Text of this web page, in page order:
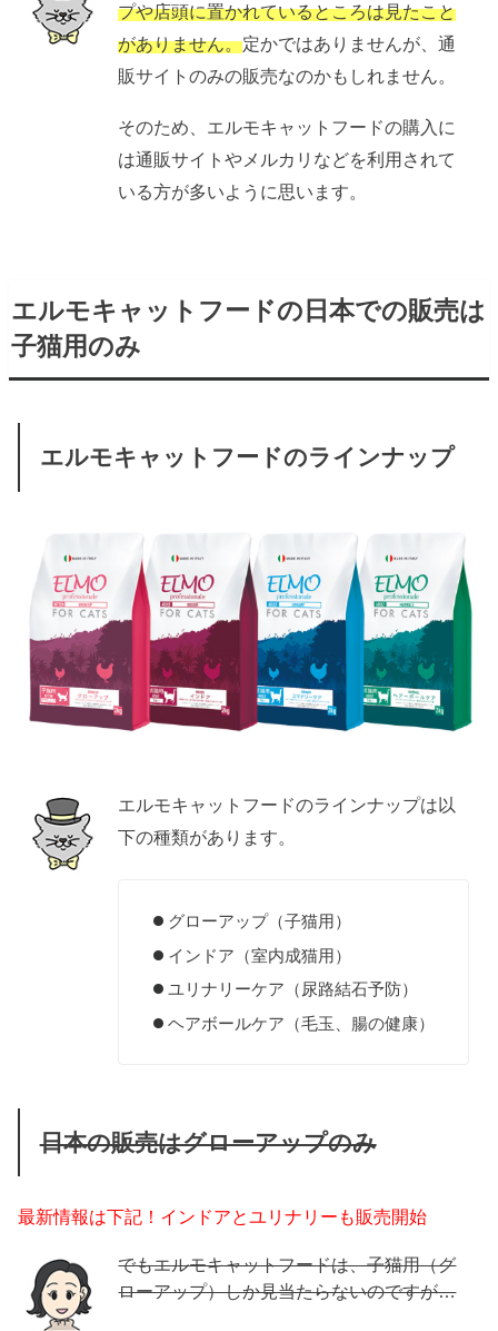
プや店頭に置かれているところは見たこと
がありません。定かではありませんが、通
販サイトのみの販売なのかもしれません。
そのため、エルモキャットフードの購入に
は通販サイトやメルカリなどを利用されて
いる方が多いように思います。
エルモキャットフードの日本での販売は
子猫用のみ
エルモキャットフードのラインナップ
エルモキャットフードのラインナップは以
下の種類があります。
グローアップ（子猫用）
インドア（室内成猫用）
ユリナリーケア（尿路結石予防）
ヘアボールケア（毛玉、腸の健康）
日本の販売はグローアップのみ
最新情報は下記！インドアとユリナリーも販売開始
でもエルモキャットフードは、子猫用（グ
ローアップ）しか見当たらないのですが…